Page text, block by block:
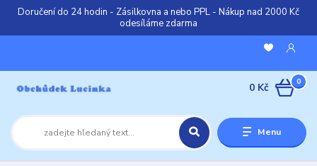
Doručení do 24 hodin - Zásilkovna a nebo PPL - Nákup nad 2000 Kč
odesíláme zdarma
Menu
0
0 Kč